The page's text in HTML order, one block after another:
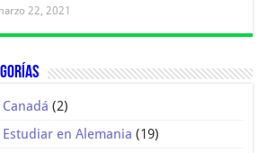
22, 2021
Canadá (2)
Estudiar en Alemania (19)